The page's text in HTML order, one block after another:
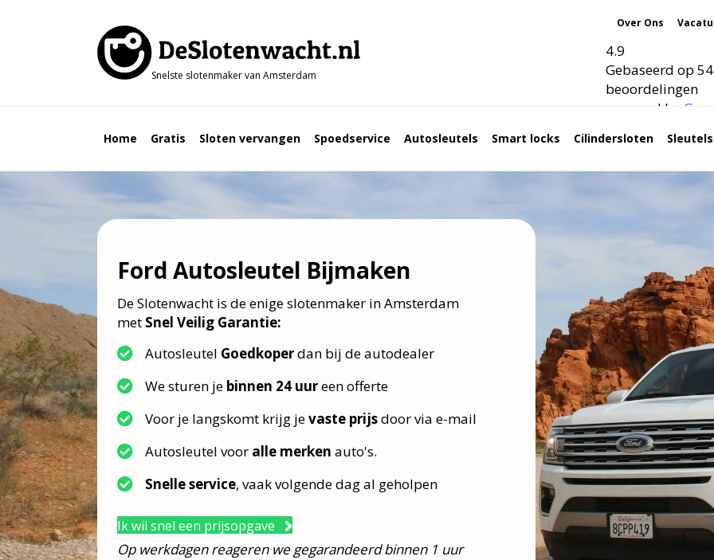
Over Ons
Snelste slotenmaker van Amsterdam
4.9
Gebaseerd op
beoordelingen
powered by G
Home Gratis Sloten vervangen Spoedservice Autosleutels Smart locks Cilindersloten
Ford Autosleutel Bijmaken
De Slotenwacht is de enige slotenmaker in Amsterdam
met Snel Veilig Garantie:
Autosleutel Goedkoperdan bij de autodealer
We sturen je binnen 24 uureen offerte
Voor je langskomt krijg jevaste prijsdoor via e-mail
Autosleutel voor alle merken auto's.
Snelle service, vaak volgende dag al geholpen
Ik wil snel een prijsopgave
Op werkdagen reageren we gegarandeerd binnen 1 uur